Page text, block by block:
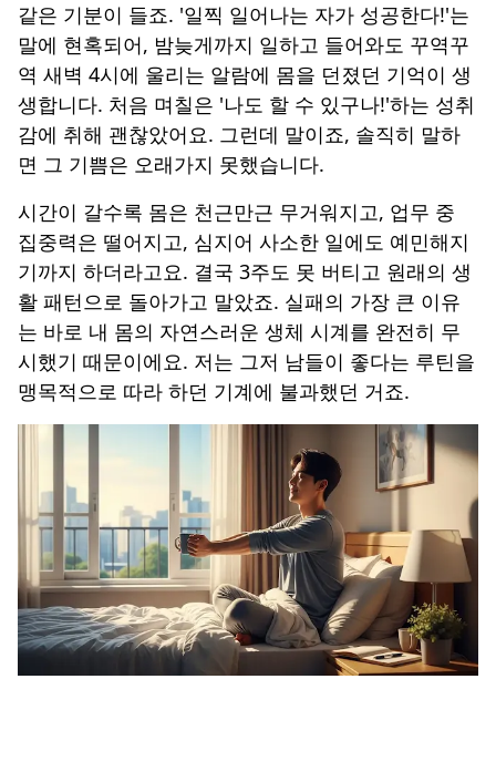
같은 기분이 들죠. '일찍 일어나는 자가 성공한다!'는
말에 현혹되어, 밤늦게까지 일하고 들어와도 꾸역꾸
역 새벽 4시에 울리는 알람에 몸을 던졌던 기억이 생
생합니다. 처음 며칠은 '나도 할 수 있구나!'하는 성취
감에 취해 괜찮았어요. 그런데 말이죠, 솔직히 말하
면 그 기쁨은 오래가지 못했습니다.
시간이 갈수록 몸은 천근만근 무거워지고, 업무 중
집중력은 떨어지고, 심지어 사소한 일에도 예민해지
기까지 하더라고요. 결국 3주도 못 버티고 원래의 생
활 패턴으로 돌아가고 말았죠. 실패의 가장 큰 이유
는 바로 내 몸의 자연스러운 생체 시계를 완전히 무
시했기 때문이에요. 저는 그저 남들이 좋다는 루틴을
맹목적으로 따라 하던 기계에 불과했던 거죠.